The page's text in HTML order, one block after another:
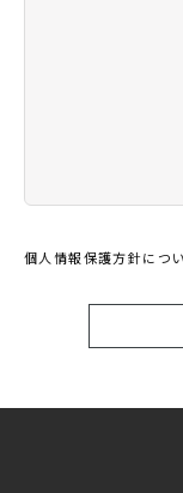
個人情報保護方針につ